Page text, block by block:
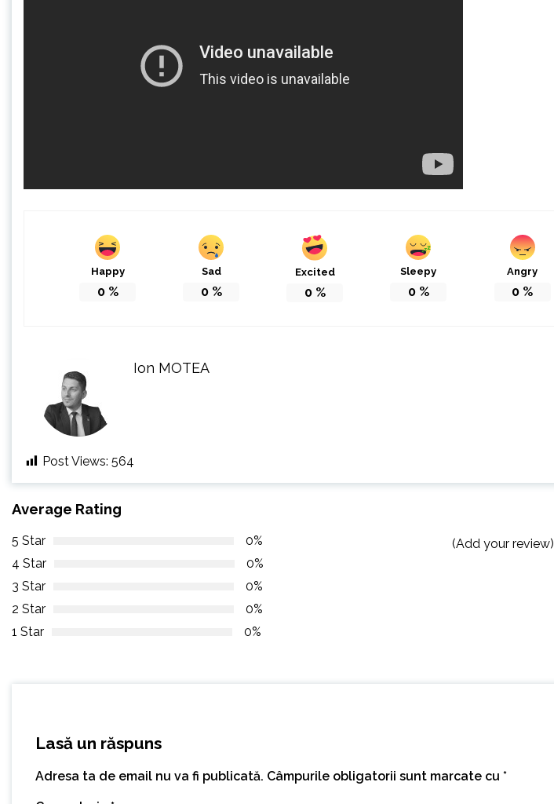
Happy
0%
Sad
0%
Excited
0%
Sleepy
0%
Angry
0 %
Ion MOTEA
Post Views: 564
Average Rating
5 Star
0%
4 Star
0%
3 Star
0%
2 Star
0%
1 Star
0%
(Add your review)
Lasă un răspuns
Adresa ta de email nu va fi publicată. Câmpurile obligatorii sunt marcate cu *